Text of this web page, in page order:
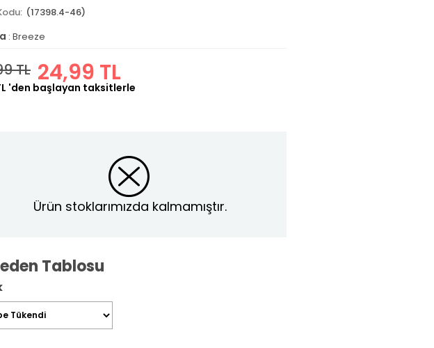
(17398.4-46)
: Breeze
TL 24,99 TL
'den başlayan taksitlerle
Ürün stoklarımızda kalmamıştır.
Tablosu